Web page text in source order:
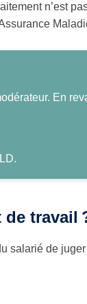
n’est
En
travail
salarié de juger